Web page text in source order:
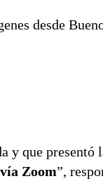
desde
y que presentó
Zoom”,